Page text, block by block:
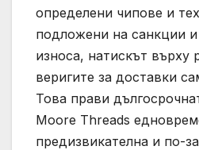
определени чипове и
подложени на санкции
износа, натискът върху
веригите за доставки
Това прави
Moore Threads
предизвикателна и по-